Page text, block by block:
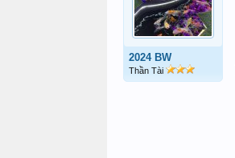
2024 BW
Thần Tài